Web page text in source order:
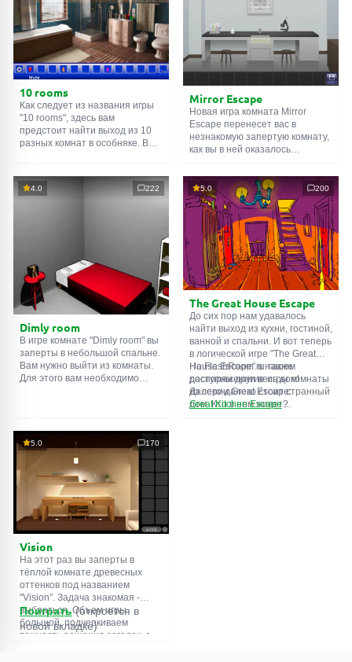
10 rooms
Как следует из названия игры
"10 rooms", здесь вам
предстоит найти выход из 10
разных комнат в особняке. В
их, чтобы выйти. Выход из
одной комнаты является
Mirror Escape
Новая игра комната Mirror
Escape перенесет вас в
незнакомую запертую комнату,
как вы в ней оказалось
смекалки попробуйте решить
все, приготовленные авторами
для вас, головоломки и найти
выход на свободу.
Внимательно осмотрите
помещение, возможно вы
сможете найти какие-нибудь
подсказки. Желаем удачи!
4.0 222
Dimly room
В игре комнате "Dimly room" вы
заперты в небольшой спальне.
Вам нужно выйти из комнаты.
Для этого вам необходимо
5.0 200
The Great House Escape
До сих пор нам удавалось
найти выход из кухни, гостиной,
ванной и спальни. И вот теперь
в логической игре "The Great
House Escape" в нашем
распоряжении весь дом!
Далеко-далеко стоит странный
дом. Кто в нем живет?
На FlashRoom.ru также
доступны другие игры комнаты
из серии Great Escape:
Great Kitchen Escape
5.0 170
Vision
На этот раз вы заперты в
тёплой комнате древесных
оттенков под названием
"Vision". Задача знакомая -
выбраться. Объем игры
большой, подчеркиваем
важность решения загадок, а
Поиграть(откроется в
новой вкладке)